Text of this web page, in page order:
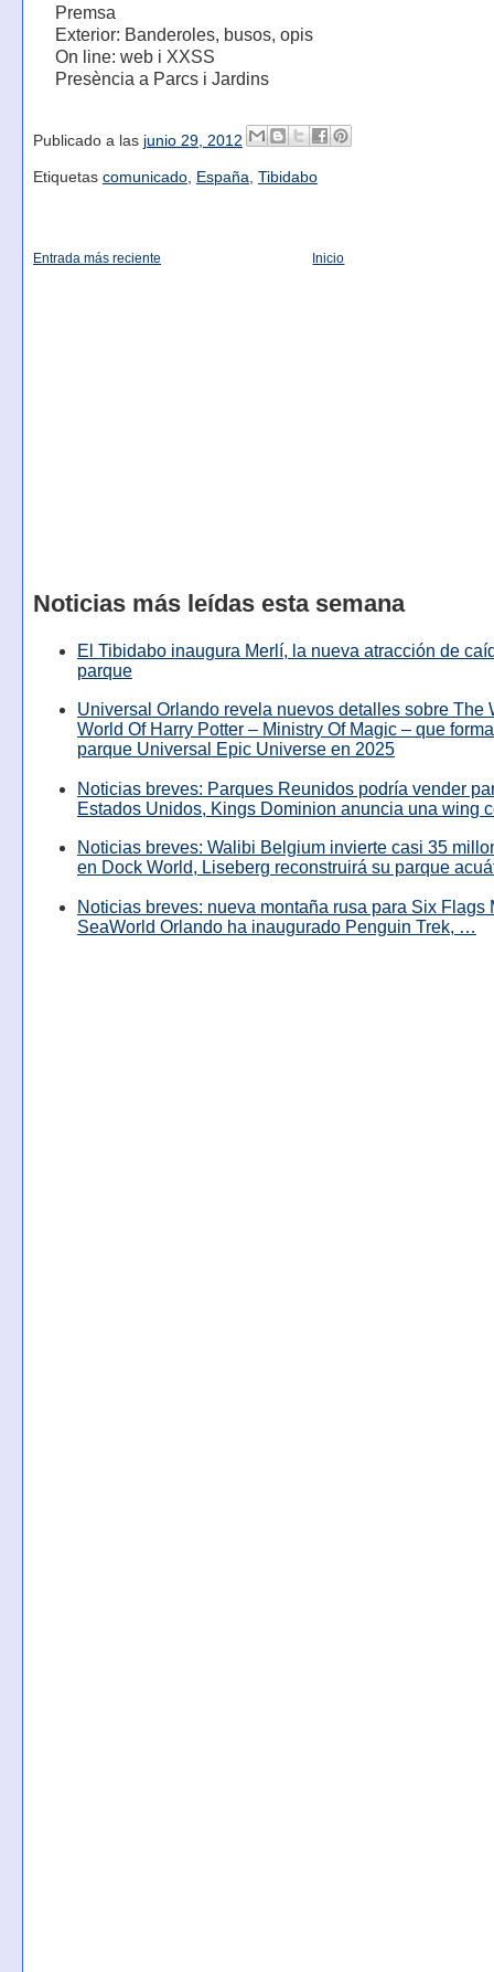
Premsa
Exterior: Banderoles, busos, opis
On line: web i XXSS
Presència a Parcs i Jardins
Publicado a las junio 29, 2012
Etiquetas comunicado, España, Tibidabo
Entrada más reciente Inicio
Noticias más leídas esta semana
El Tibidabo inaugura Merlí, la nueva atracción de
parque
Universal Orlando revela nuevos detalles sobre The
World Of Harry Potter – Ministry Of Magic – que
parque Universal Epic Universe en 2025
Noticias breves: Parques Reunidos podría vender
Estados Unidos, Kings Dominion anuncia una wing
Noticias breves: Walibi Belgium invierte casi 35
en Dock World, Liseberg reconstruirá su parque
Noticias breves: nueva montaña rusa para Six Flags
SeaWorld Orlando ha inaugurado Penguin Trek, …